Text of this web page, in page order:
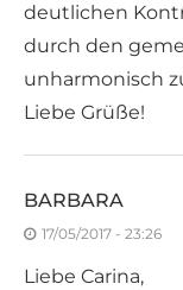
deutlichen
durch den
unharmonisch
Liebe Grüße!
BARBARA
17/05/2017 - 23:26
Liebe Carina,